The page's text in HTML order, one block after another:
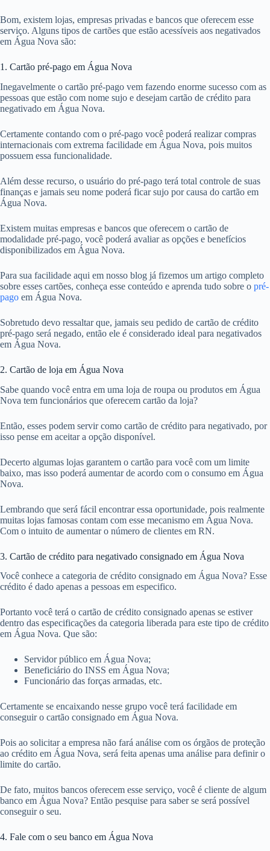
Bom, existem lojas, empresas privadas e bancos que oferecem esse
serviço. Alguns tipos de cartões que estão acessíveis aos negativados
em Água Nova são:
1. Cartão pré-pago em Água Nova
Inegavelmente o cartão pré-pago vem fazendo enorme sucesso com as
pessoas que estão com nome sujo e desejam cartão de crédito para
negativado em Água Nova.
Certamente contando com o pré-pago você poderá realizar compras
internacionais com extrema facilidade em Água Nova, pois muitos
possuem essa funcionalidade.
Além desse recurso, o usuário do pré-pago terá total controle de suas
finanças e jamais seu nome poderá ficar sujo por causa do cartão em
Água Nova.
Existem muitas empresas e bancos que oferecem o cartão de
modalidade pré-pago, você poderá avaliar as opções e benefícios
disponibilizados em Água Nova.
Para sua facilidade aqui em nosso blog já fizemos um artigo completo
sobre esses cartões, conheça esse conteúdo e aprenda tudo sobre o pré-
pago em Água Nova.
Sobretudo devo ressaltar que, jamais seu pedido de cartão de crédito
pré-pago será negado, então ele é considerado ideal para negativados
em Água Nova.
2. Cartão de loja em Água Nova
Sabe quando você entra em uma loja de roupa ou produtos em Água
Nova tem funcionários que oferecem cartão da loja?
Então, esses podem servir como cartão de crédito para negativado, por
isso pense em aceitar a opção disponível.
Decerto algumas lojas garantem o cartão para você com um limite
baixo, mas isso poderá aumentar de acordo com o consumo em Água
Nova.
Lembrando que será fácil encontrar essa oportunidade, pois realmente
muitas lojas famosas contam com esse mecanismo em Água Nova.
Com o intuito de aumentar o número de clientes em RN.
3. Cartão de crédito para negativado consignado em Água Nova
Você conhece a categoria de crédito consignado em Água Nova? Esse
crédito é dado apenas a pessoas em especifico.
Portanto você terá o cartão de crédito consignado apenas se estiver
dentro das especificações da categoria liberada para este tipo de crédito
em Água Nova. Que são:
Servidor público em Água Nova;
Beneficiário do INSS em Água Nova;
Funcionário das forças armadas, etc.
Certamente se encaixando nesse grupo você terá facilidade em
conseguir o cartão consignado em Água Nova.
Pois ao solicitar a empresa não fará análise com os órgãos de proteção
ao crédito em Água Nova, será feita apenas uma análise para definir o
limite do cartão.
De fato, muitos bancos oferecem esse serviço, você é cliente de algum
banco em Água Nova? Então pesquise para saber se será possível
conseguir o seu.
4. Fale com o seu banco em Água Nova